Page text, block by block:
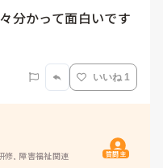
分かって面白いです
いいね 1
修, 障害福祉関連 質問主